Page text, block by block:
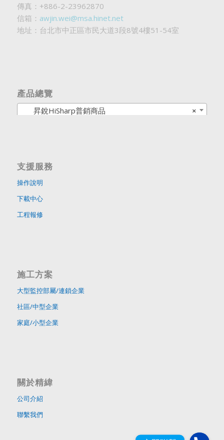
傳真：+886-2-23962870
信箱： awjin.wei@msa.hinet.net
地址：台北市中正區市民大道3段8號4樓51-54室
產品總覽
×
昇銳HiSharp普銷商品
支援服務
操作說明
下載中心
工程報修
施工方案
大型監控部屬/連鎖企業
社區/中型企業
家庭/小型企業
關於精緯
公司介紹
聯繫我們